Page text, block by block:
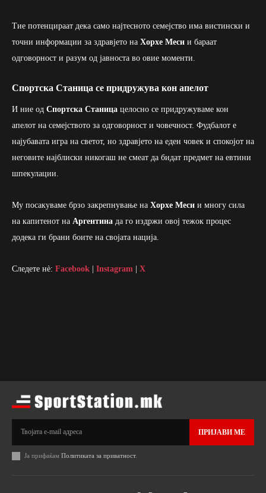
Тие потенцираат дека само најтесното семејство има вистински и
точни информации за здравјето на Хорхе Меси и бараат
одговорност и разум од јавноста во овие моменти.
Спортска Станица се придружува кон апелот
И ние од Спортска Станица целосно се придружуваме кон
апелот на семејството за одговорност и човечност. Фудбалот е
најубавата игра на светот, но здравјето на еден човек и спокојот на
неговите најблиски никогаш не смеат да бидат предмет на евтини
шпекулации.
Му посакуваме брзо закрепнување на Хорхе Меси и многу сила
на капитенот на Аргентина да го издржи овој тежок процес
додека ги брани боите на својата нација.
Следете нè: Facebook | Instagram | X
ПРИЈАВИ МЕ
Ја прифаќам Политиката за приватност.